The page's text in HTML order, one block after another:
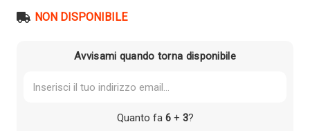
era:
NON DISPONIBILE
Avvisami quando torna disponibile
Quanto fa 6+ 3?